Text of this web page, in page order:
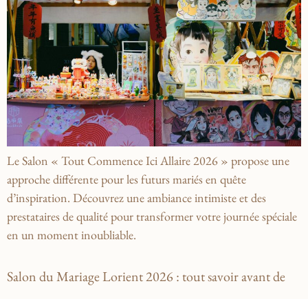
Le Salon « Tout Commence Ici Allaire 2026 » propose une
approche différente pour les futurs mariés en quête
d’inspiration. Découvrez une ambiance intimiste et des
prestataires de qualité pour transformer votre journée spéciale
en un moment inoubliable.
Salon du Mariage Lorient 2026 : tout savoir avant de